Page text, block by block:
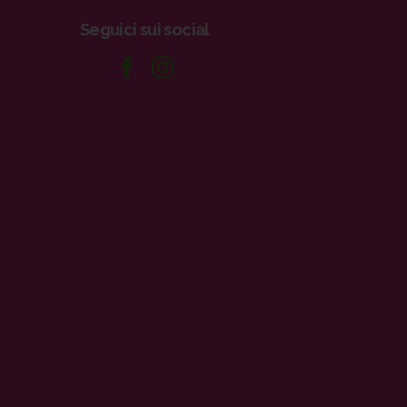
Seguici sui social